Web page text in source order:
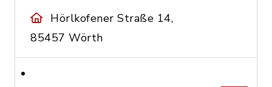
Hörlkofener Straße 14,
85457 Wörth